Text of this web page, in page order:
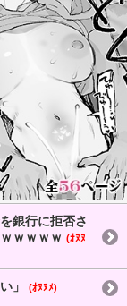
銀行に拒否さ
ｗｗｗｗ (ｵﾇﾇ
」 (ｵﾇﾇﾒ)